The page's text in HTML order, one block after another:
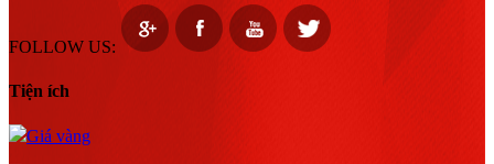
FOLLOW US:
Tiện ích
Giá vàng